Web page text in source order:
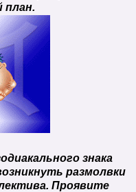
план.
знака
размолвки
Проявите